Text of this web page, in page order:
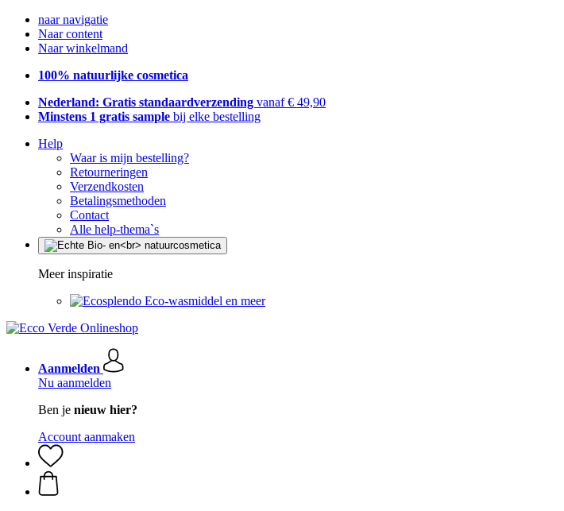
naar navigatie
Naar content
Naar winkelmand
100% natuurlijke cosmetica
Nederland: Gratis standaardverzending vanaf € 49,90
Minstens 1 gratis sample bij elke bestelling
Help
Waar is mijn bestelling?
Retourneringen
Verzendkosten
Betalingsmethoden
Contact
Alle help-thema`s
Meer inspiratie
Eco-wasmiddel en meer
Aanmelden
Nu aanmelden
Ben je nieuw hier?
Account aanmaken